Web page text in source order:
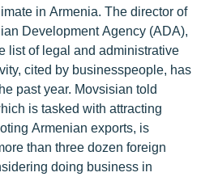
in Armenia. The director of
Development Agency (ADA),
list of legal and administrative
cited by businesspeople, has
past year. Movsisian told
is tasked with attracting
Armenian exports, is
than three dozen foreign
doing business in